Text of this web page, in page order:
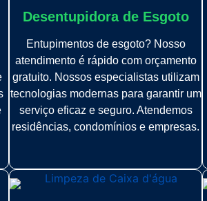
Desentupidora de Esgoto
Entupimentos de esgoto? Nosso
atendimento é rápido com orçamento
gratuito. Nossos especialistas utilizam
tecnologias modernas para garantir um
serviço eficaz e seguro. Atendemos
residências, condomínios e empresas.